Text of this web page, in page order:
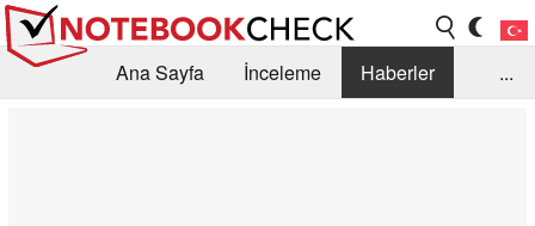
Ana Sayfa İnceleme
Haberler
...